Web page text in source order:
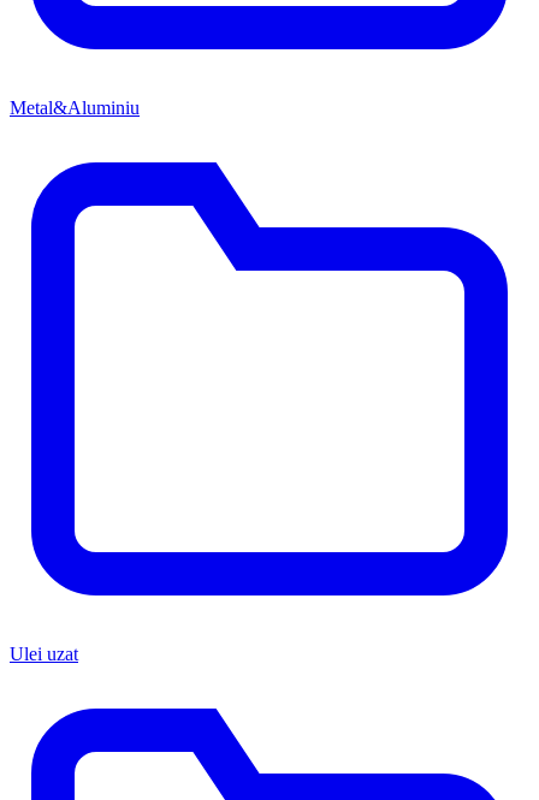
Metal&Aluminiu
Ulei uzat